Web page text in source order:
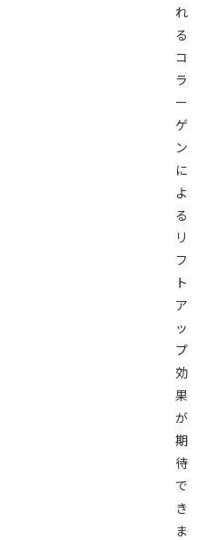
れ
る
コ
ラ
ー
ゲ
ン
に
よ
る
リ
フ
ト
ア
ッ
プ
効
果
が
期
待
で
き
ま